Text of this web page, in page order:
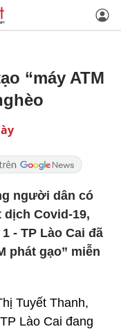
“máy ATM
người dân có
Covid-19,
- TP Lào Cai đã
phát gạo” miễn
Tuyết Thanh,
Lào Cai đang